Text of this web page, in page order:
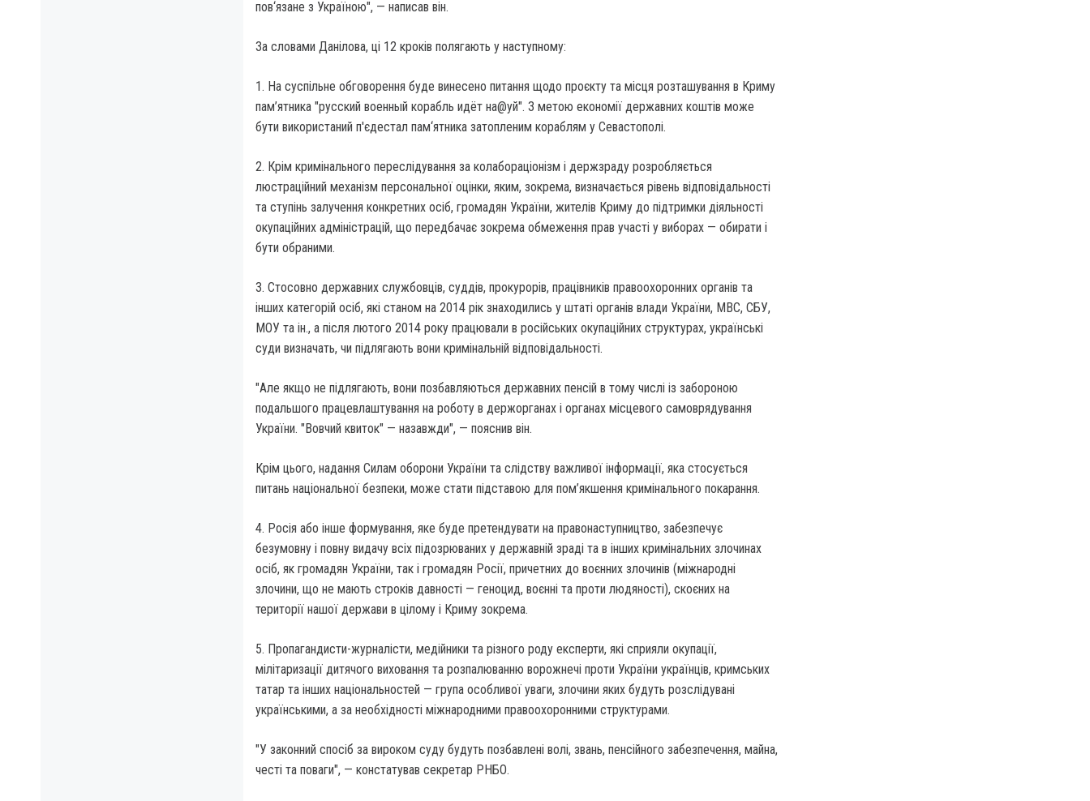
пов‘язане з Україною", — написав він.
За словами Данілова, ці 12 кроків полягають у наступному:
1. На суспільне обговорення буде винесено питання щодо проєкту та місця розташування в Криму
пам’ятника "русский военный корабль идёт на@уй". З метою економії державних коштів може
бути використаний п'єдестал пам‘ятника затопленим кораблям у Севастополі.
2. Крім кримінального переслідування за колабораціонізм і держзраду розробляється
люстраційний механізм персональної оцінки, яким, зокрема, визначається рівень відповідальності
та ступінь залучення конкретних осіб, громадян України, жителів Криму до підтримки діяльності
окупаційних адміністрацій, що передбачає зокрема обмеження прав участі у виборах — обирати і
бути обраними.
3. Стосовно державних службовців, суддів, прокурорів, працівників правоохоронних органів та
інших категорій осіб, які станом на 2014 рік знаходились у штаті органів влади України, МВС, СБУ,
МОУ та ін., а після лютого 2014 року працювали в російських окупаційних структурах, українські
суди визначать, чи підлягають вони кримінальній відповідальності.
"Але якщо не підлягають, вони позбавляються державних пенсій в тому числі із забороною
подальшого працевлаштування на роботу в держорганах і органах місцевого самоврядування
України. "Вовчий квиток" — назавжди", — пояснив він.
Крім цього, надання Силам оборони України та слідству важливої інформації, яка стосується
питань національної безпеки, може стати підставою для пом’якшення кримінального покарання.
4. Росія або інше формування, яке буде претендувати на правонаступництво, забезпечує
безумовну і повну видачу всіх підозрюваних у державній зраді та в інших кримінальних злочинах
осіб, як громадян України, так і громадян Росії, причетних до воєнних злочинів (міжнародні
злочини, що не мають строків давності — геноцид, воєнні та проти людяності), скоєних на
території нашої держави в цілому і Криму зокрема.
5. Пропагандисти-журналісти, медійники та різного роду експерти, які сприяли окупації,
мілітаризації дитячого виховання та розпалюванню ворожнечі проти України українців, кримських
татар та інших національностей — група особливої уваги, злочини яких будуть розслідувані
українськими, а за необхідності міжнародними правоохоронними структурами.
"У законний спосіб за вироком суду будуть позбавлені волі, звань, пенсійного забезпечення, майна,
честі та поваги", — констатував секретар РНБО.